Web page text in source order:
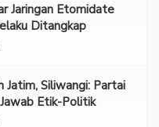
Jaringan Etomidate
Ditangkap
Jatim, Siliwangi: Partai
Etik-Politik